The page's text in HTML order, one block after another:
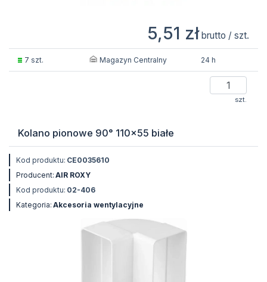
5,51 zł brutto / szt.
7 szt. Magazyn Centralny 24 h
szt.
Kolano pionowe 90° 110x55 białe
Kod produktu: CE0035610
Producent: AIR ROXY
Kod produktu: 02-406
Kategoria: Akcesoria wentylacyjne